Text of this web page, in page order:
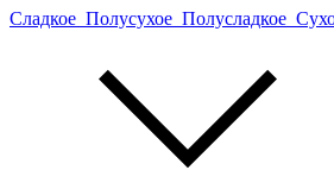
Сладкое Полусухое Полусладкое